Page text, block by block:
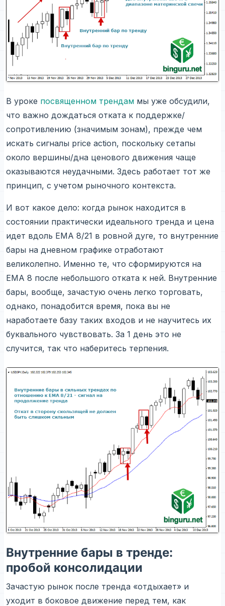
В уроке посвященном трендам мы уже обсудили,
что важно дождаться отката к поддержке/
сопротивлению (значимым зонам), прежде чем
искать сигналы price action, поскольку сетапы
около вершины/дна ценового движения чаще
оказываются неудачными. Здесь работает тот же
принцип, с учетом рыночного контекста.
И вот какое дело: когда рынок находится в
состоянии практически идеального тренда и цена
идет вдоль EMA 8/21 в ровной дуге, то внутренние
бары на дневном графике отработают
великолепно. Именно те, что сформируются на
EMA 8 после небольшого отката к ней. Внутренние
бары, вообще, зачастую очень легко торговать,
однако, понадобится время, пока вы не
наработаете базу таких входов и не научитесь их
буквального чувствовать. За 1 день это не
случится, так что наберитесь терпения.
Внутренние бары в тренде:
пробой консолидации
Зачастую рынок после тренда «отдыхает» и
уходит в боковое движение перед тем, как